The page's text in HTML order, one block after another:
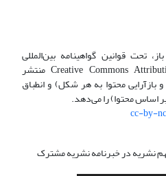
تحت قوانین گواهینامه بین‌المللی
Creative Commons Attribution 4.0 International License منتشر
محتوا به هر شکل) و انطباق
اساس محتوا) را می‌دهد.
نشریه در خبرنامه نشریه مشترک